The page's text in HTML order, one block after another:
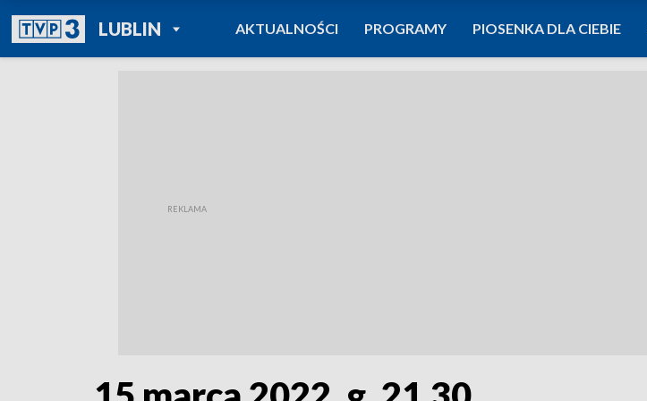
LUBLINPOWRÓT DO
TVP REGIONY
AKTUALNOŚCI PROGRAMY PIOSENKA DLA CIEBIE